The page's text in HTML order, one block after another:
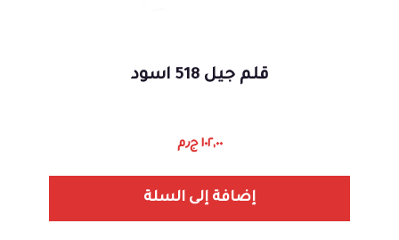
قلم جيل 518 اسود
١٠٢,٠٠ ج٫م
إضافة إلى السلة